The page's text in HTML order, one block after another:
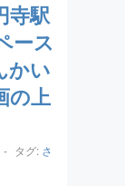
寺駅
ース
かい
の上
- タグ: さ